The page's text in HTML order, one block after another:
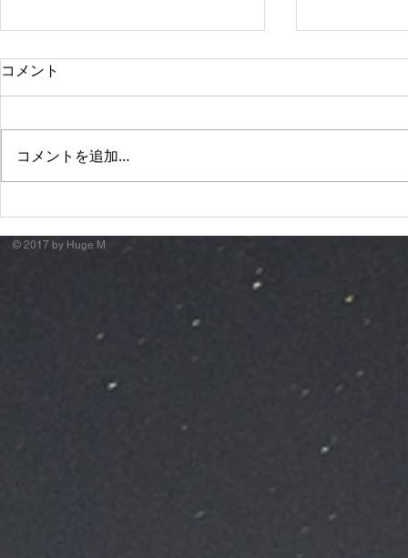
萬月邸 "諸行無常City."
ド"
コメント
コメントを追加…
© 2017 by Huge M